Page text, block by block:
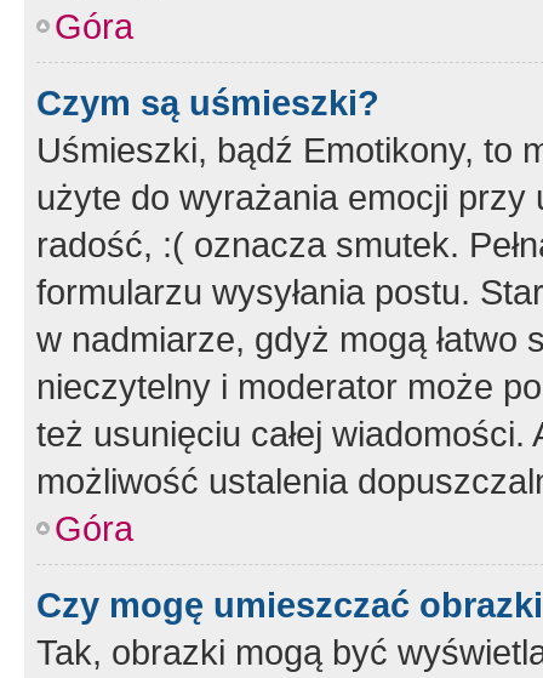
Góra
Czym są uśmieszki?
Uśmieszki, bądź Emotikony, to
użyte do wyrażania emocji
radość, :( oznacza smutek.
formularzu wysyłania postu.
w nadmiarze, gdyż mogą
nieczytelny i moderator może
też usunięciu całej
możliwość ustalenia
Góra
Czy mogę umieszczać
Tak, obrazki mogą być